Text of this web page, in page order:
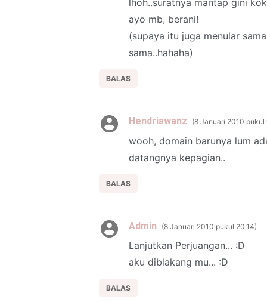
lhoh..suratnya mantap gini
ayo mb, berani!
(supaya itu juga menular
sama..hahaha)
BALAS
Hendriawanz 8 Januari 2010 pukul
wooh, domain barunya lum
datangnya kepagian..
BALAS
Admin 8 Januari 2010 pukul 20.14
Lanjutkan Perjuangan... :D
aku diblakang mu... :D
BALAS